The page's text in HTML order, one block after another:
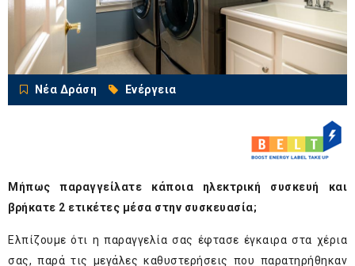
Νέα Δράση Ενέργεια
Μήπως παραγγείλατε κάποια ηλεκτρική συσκευή και
βρήκατε 2 ετικέτες μέσα στην συσκευασία;
Ελπίζουμε ότι η παραγγελία σας έφτασε έγκαιρα στα χέρια
σας, παρά τις μεγάλες καθυστερήσεις που παρατηρήθηκαν